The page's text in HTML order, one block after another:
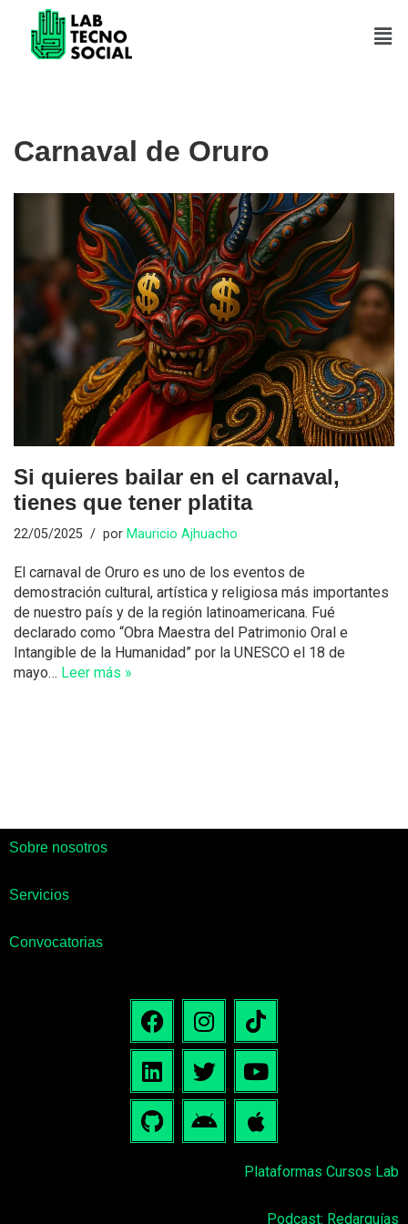
Saltar
Carnaval de Oruro
Si quieres bailar en el carnaval,
tienes que tener platita
22/05/2025 por Mauricio Ajhuacho
El carnaval de Oruro es uno de los eventos de
demostración cultural, artística y religiosa más importantes
de nuestro país y de la región latinoamericana. Fué
declarado como “Obra Maestra del Patrimonio Oral e
Intangible de la Humanidad” por la UNESCO el 18 de
mayo… Leer más »
Sobre nosotros
Servicios
Convocatorias
Plataformas Cursos Lab
Podcast: Redarquías